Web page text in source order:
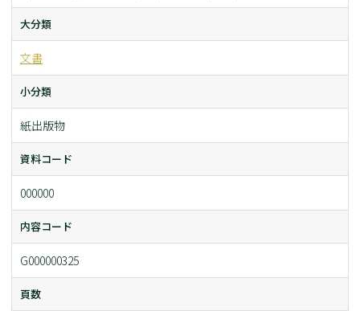
大分類
文書
小分類
紙出版物
資料コード
000000
内容コード
G000000325
頁数